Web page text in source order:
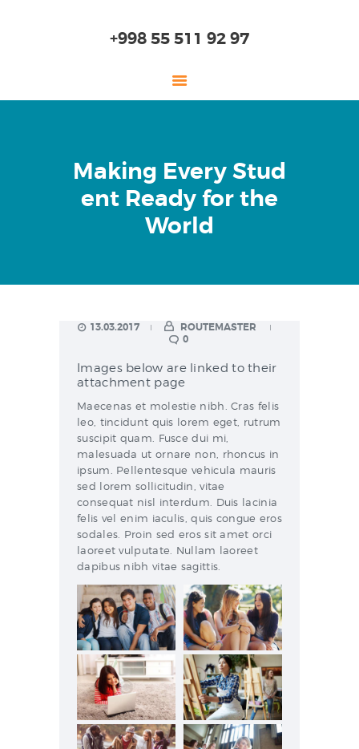
+998 55 511 92 97
Making Every Stud
ent Ready for the
World
О НАС
ДЕТСКИЙ САД
НАЧАЛЬНАЯ ШКОЛА
ОНЛАЙН ШКОЛА
НАВЫКОВ
КОНТАКТЫ
13.03.2017
ROUTEMASTER
0
Images below are linked to their
attachment page
Maecenas et molestie nibh. Cras felis
leo, tincidunt quis lorem eget, rutrum
suscipit quam. Fusce dui mi,
malesuada ut ornare non, rhoncus in
ipsum. Pellentesque vehicula mauris
sed lorem sollicitudin, vitae
consequat nisl interdum. Duis lacinia
felis vel enim iaculis, quis congue eros
sodales. Proin sed eros sit amet orci
laoreet vulputate. Nullam laoreet
dapibus nibh vitae sagittis.